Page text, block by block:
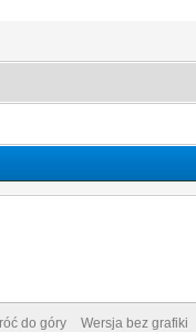
do góry Wersja bez grafiki